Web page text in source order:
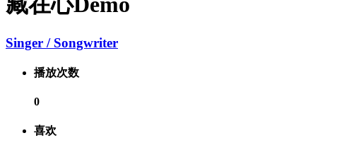
Singer / Songwriter
播放次数
0
喜欢